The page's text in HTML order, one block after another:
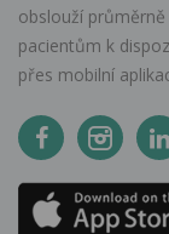
obslouží
pacientům k
přes mobilní